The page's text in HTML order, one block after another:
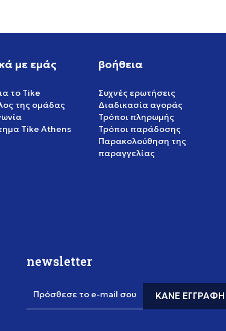
με εμάς
το Tike
της ομάδας
Tike Athens
βοήθεια
Συχνές ερωτήσεις
Διαδικασία αγοράς
Τρόποι πληρωμής
Τρόποι παράδοσης
Παρακολούθηση της
παραγγελίας
newsletter
Πρόσθεσε το e-mail σου ΚΆΝΕ ΕΓΓΡΑΦΉ